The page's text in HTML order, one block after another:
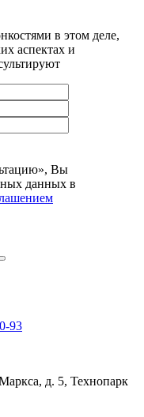
в этом деле,
аспектах и
Вы
данных в
93
д. 5, Технопарк